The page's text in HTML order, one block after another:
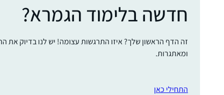
חדשה בלימוד הגמרא?
זה הדף הראשון שלך? איזו התרגשות עצומה! יש לנו בדיוק את
ומאתגרות.
התחילי כאן